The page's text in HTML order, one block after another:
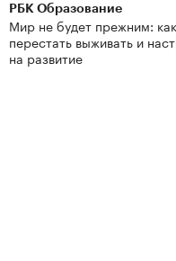
РБК Образование
Мир не будет прежним: как
перестать выживать и
на развитие